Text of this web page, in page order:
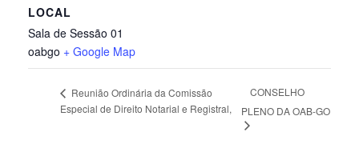
LOCAL
Sala de Sessão 01
oabgo + Google Map
Reunião Ordinária da Comissão
Especial de Direito Notarial e Registral,
CONSELHO
PLENO DA OAB-GO